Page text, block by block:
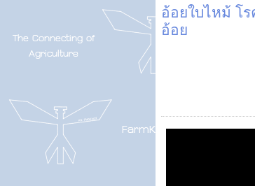
อ้อยใบไหม้ โ
อ้อย